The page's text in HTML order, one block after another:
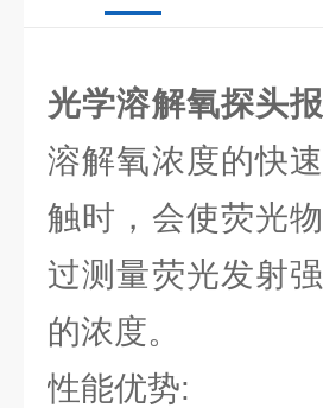
光学溶解氧探头
溶解氧浓度的快
触时，会使荧光
过测量荧光发射
的浓度。
性能优势: